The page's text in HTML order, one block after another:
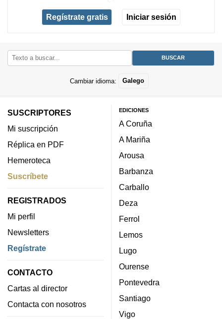
Regístrate gratis Iniciar sesión
Cambiar idioma: Galego
SUSCRIPTORES
Mi suscripción
Réplica en PDF
Hemeroteca
Suscríbete
REGISTRADOS
Mi perfil
Newsletters
Regístrate
CONTACTO
Cartas al director
Contacta con nosotros
EDICIONES
A Coruña
A Mariña
Arousa
Barbanza
Carballo
Deza
Ferrol
Lemos
Lugo
Ourense
Pontevedra
Santiago
Vigo